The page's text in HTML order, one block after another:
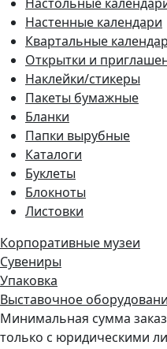
Настенные календари
Квартальные
Открытки и
Наклейки/стикеры
Пакеты бумажные
Бланки
Папки вырубные
Каталоги
Буклеты
Блокноты
Листовки
Корпоративные музеи
Сувениры
Упаковка
Выставочное
Минимальная сумма
только с юридическими